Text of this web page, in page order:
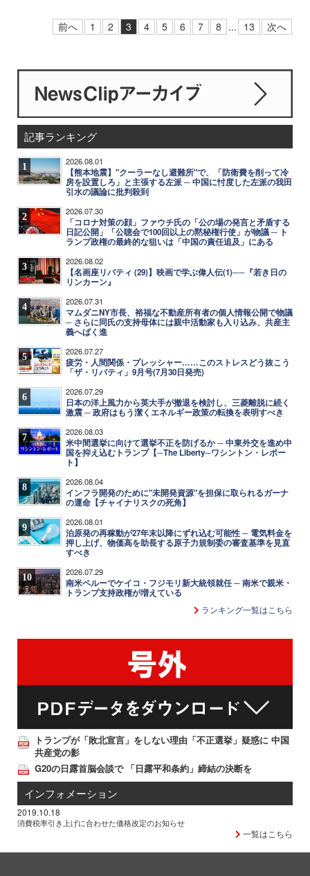
前へ 1 2 3 4 5 6 7 8 ... 13 次へ
記事ランキング
1 2026.08.01
【熊本地震】"クーラーなし避難所"で、「防衛費を削って冷
房を設置しろ」と主張する左派 ─ 中国に忖度した左派の我田
引水の議論に批判殺到
2 2026.07.30
「コロナ対策の顔」ファウチ氏の「公の場の発言と矛盾する
日記公開」「公聴会で100回以上の黙秘権行使」が物議 ─ ト
ランプ政権の最終的な狙いは「中国の責任追及」にある
3 2026.08.02
【名画座リバティ (29)】映画で学ぶ偉人伝(1)──『若き日の
リンカーン』
4 2026.07.31
マムダニNY市長、裕福な不動産所有者の個人情報公開で物議
─ さらに同氏の支持母体には親中活動家も入り込み、共産主
義へばく進
5 2026.07.27
疲労・人間関係・プレッシャー……このストレスどう抜こう
「ザ・リバティ」9月号(7月30日発売)
6 2026.07.29
日本の洋上風力から英大手が撤退を検討し、三菱離脱に続く
激震 ─ 政府はもう潔くエネルギー政策の転換を表明すべき
7 2026.08.03
米中間選挙に向けて選挙不正を防げるか ─ 中東外交を進め中
国を抑え込むトランプ【─The Liberty─ワシントン・レポー
ト】
8 2026.08.04
インフラ開発のために"未開発資源"を担保に取られるガーナ
の運命【チャイナリスクの死角】
9 2026.08.01
泊原発の再稼動が27年末以降にずれ込む可能性 ─ 電気料金を
押し上げ、物価高を助長する原子力規制委の審査基準を見直
すべき
10 2026.07.29
南米ペルーでケイコ・フジモリ新大統領就任 ─ 南米で親米・
トランプ支持政権が増えている
ランキング一覧はこちら
トランプが「敗北宣言」をしない理由「不正選挙」疑惑に 中国
共産党の影
G20の日露首脳会談で 「日露平和条約」締結の決断を
インフォメーション
2019.10.18
消費税率引き上げに合わせた価格改定のお知らせ
一覧はこちら